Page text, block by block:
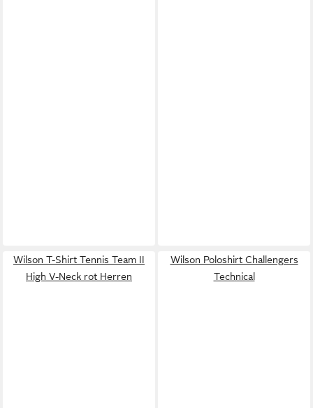
Wilson T-Shirt Tennis Team II
High V-Neck rot Herren
Wilson Poloshirt Challengers
Technical